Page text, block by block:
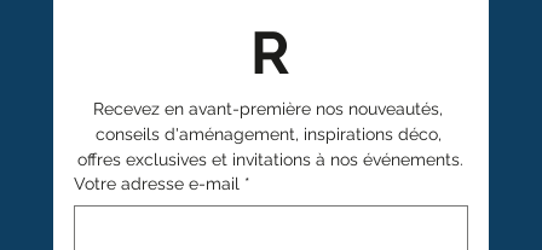
R
Recevez en avant-première nos nouveautés,
conseils d'aménagement, inspirations déco,
offres exclusives et invitations à nos événements.
Votre adresse e-mail *